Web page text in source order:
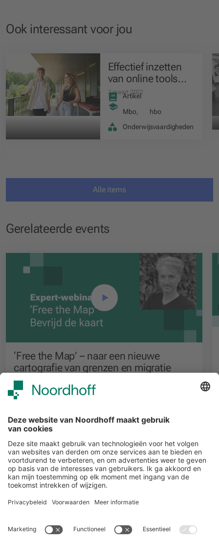
Ook interessant voor jou
Effectief inzetten
van online tools
voor peerreview
2 maart 2022
Artikel
Mbo,
hbo
Onderwijsvaardigheden
Alle items
Gerelateerde events
‘Free the Map’ – naar een nieuwe
cartografie van grenzen en migratie
Voortgezet onderwijs
START
Meer over Noordhoff
Volg ons